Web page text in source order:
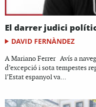
El darrer judici
DAVID FERNÀNDEZ
A Mariano Ferrer Avís a
d’excepció i sota tempestes
l’Estat espanyol va...